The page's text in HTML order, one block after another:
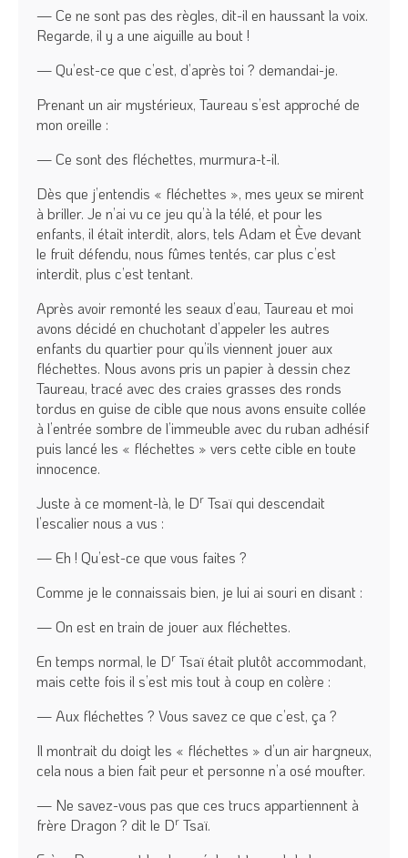
— Ce ne sont pas des règles, dit-il en haussant la voix.
Regarde, il y a une aiguille au bout !
— Qu’est-ce que c’est, d’après toi ? demandai-je.
Prenant un air mystérieux, Taureau s’est approché de
mon oreille :
— Ce sont des fléchettes, murmura-t-il.
Dès que j’entendis « fléchettes », mes yeux se mirent
à briller. Je n’ai vu ce jeu qu’à la télé, et pour les
enfants, il était interdit, alors, tels Adam et Ève devant
le fruit défendu, nous fûmes tentés, car plus c’est
interdit, plus c’est tentant.
Après avoir remonté les seaux d’eau, Taureau et moi
avons décidé en chuchotant d’appeler les autres
enfants du quartier pour qu’ils viennent jouer aux
fléchettes. Nous avons pris un papier à dessin chez
Taureau, tracé avec des craies grasses des ronds
tordus en guise de cible que nous avons ensuite collée
à l’entrée sombre de l’immeuble avec du ruban adhésif
puis lancé les « fléchettes » vers cette cible en toute
innocence.
Juste à ce moment-là, le Dr Tsaï qui descendait
l’escalier nous a vus :
— Eh ! Qu’est-ce que vous faites ?
Comme je le connaissais bien, je lui ai souri en disant :
— On est en train de jouer aux fléchettes.
En temps normal, le Dr Tsaï était plutôt accommodant,
mais cette fois il s’est mis tout à coup en colère :
— Aux fléchettes ? Vous savez ce que c’est, ça ?
Il montrait du doigt les « fléchettes » d’un air hargneux,
cela nous a bien fait peur et personne n’a osé moufter.
— Ne savez-vous pas que ces trucs appartiennent à
frère Dragon ? dit le Dr Tsaï.